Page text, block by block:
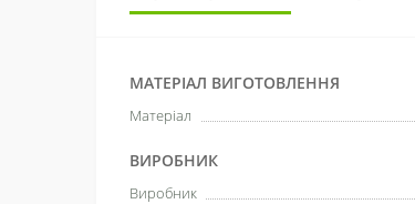
МАТЕРІАЛ ВИГОТОВЛЕННЯ
Матеріал
ВИРОБНИК
Виробник